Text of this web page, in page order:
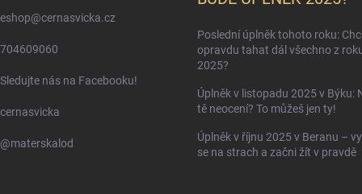
eshop@cernasvicka.cz
704609060
Sledujte nás na Facebooku!
cernasvicka
@materskalod
Poslední úplněk tohoto roku:
opravdu tahat dál všechno z
2025?
Úplněk v listopadu 2025 v Býku:
tě neocení? To můžeš jen ty!
Úplněk v říjnu 2025 v Beranu –
se na strach a začni žít v pravdě